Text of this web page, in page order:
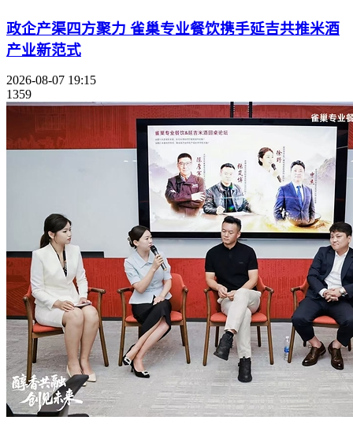
政企产渠四方聚力 雀巢专业餐饮携手延吉共推米酒
产业新范式
2026-08-07 19:15
1359